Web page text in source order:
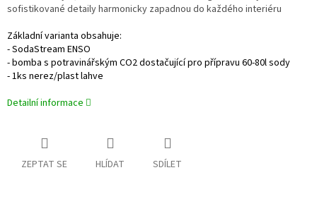
sofistikované detaily harmonicky zapadnou do každého interiéru
Základní varianta obsahuje:
- SodaStream ENSO
- bomba s potravinářským CO2 dostačující pro přípravu 60-80l sody
- 1ks nerez/plast lahve
Detailní informace
ZEPTAT SE HLÍDAT SDÍLET